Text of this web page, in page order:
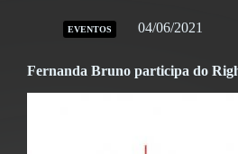
EVENTOS 04/06/2021
Fernanda Bruno participa do